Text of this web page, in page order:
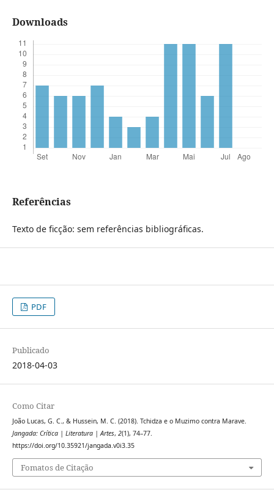
Downloads
Referências
Texto de ficção: sem referências bibliográficas.
PDF
Publicado
2018-04-03
Como Citar
João Lucas, G. C., & Hussein, M. C. (2018). Tchidza e o Muzimo contra Marave.
Jangada: Crítica | Literatura | Artes, 2(1), 74–77.
https://doi.org/10.35921/jangada.v0i3.35
Fomatos de Citação